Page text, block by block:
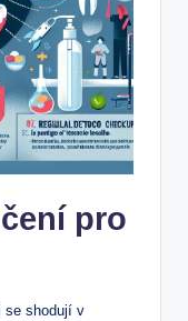
pro
se shodují v